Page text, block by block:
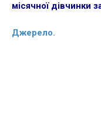
місячної дівчинки
Джерело.